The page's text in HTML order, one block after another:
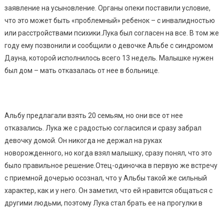
заявление на усыновление. Органы опеки поставили условие,
что это может быть «проблемный» ребенок – с инвалидностью
или расстройствами психики.Лука был согласен на все. В том же
году ему позвонили и сообщили о девочке Альбе с синдромом
Дауна, которой исполнилось всего 13 недель. Малышке нужен
был дом – мать отказалась от нее в больнице.
Альбу предлагали взять 20 семьям, но они все от нее
отказались. Лука же с радостью согласился и сразу забрал
девочку домой. Он никогда не держал на руках
новорожденного, но когда взял малышку, сразу понял, что это
было правильное решение.Отец-одиночка в первую же встречу
с приемной дочерью осознал, что у Альбы такой же сильный
характер, как и у него. Он заметил, что ей нравится общаться с
другими людьми, поэтому Лука стал брать ее на прогулки в